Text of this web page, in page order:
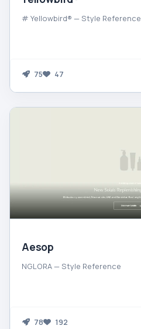
# Yellowbird® — Style Reference
75 47
Aesop
NGLORA — Style Reference
78 192